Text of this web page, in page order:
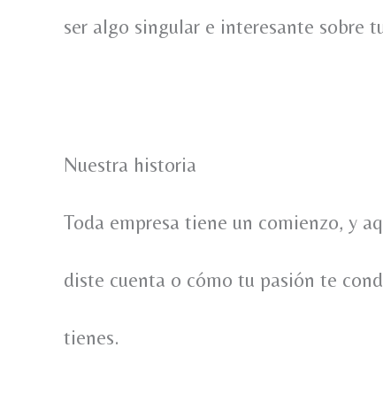
ser algo singular e interesante sobre
Nuestra historia
Toda empresa tiene un comienzo, y
diste cuenta o cómo tu pasión te
tienes.